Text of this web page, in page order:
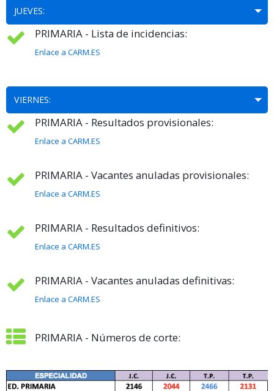
JUEVES:
PRIMARIA - Lista de incidencias:
Enlace a CARM.ES
VIERNES:
PRIMARIA - Resultados provisionales:
Enlace a CARM.ES
PRIMARIA - Vacantes anuladas provisionales:
Enlace a CARM.ES
PRIMARIA - Resultados definitivos:
Enlace a CARM.ES
PRIMARIA - Vacantes anuladas definitivas:
Enlace a CARM.ES
PRIMARIA - Números de corte: